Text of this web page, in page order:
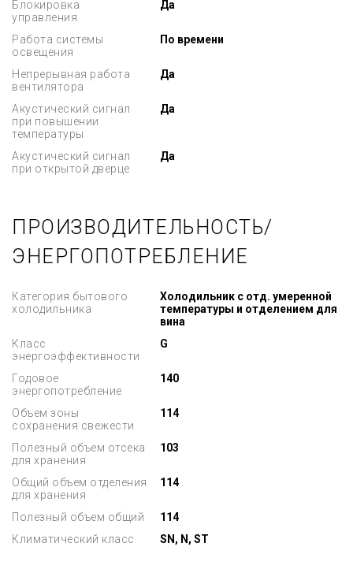
Блокировка
управления
Да
Работа системы
освещения
По времени
Непрерывная работа
вентилятора
Да
Акустический сигнал
при повышении
температуры
Да
Акустический сигнал
при открытой дверце
Да
ПРОИЗВОДИТЕЛЬНОСТЬ/
ЭНЕРГОПОТРЕБЛЕНИЕ
Категория бытового
холодильника
Холодильник с отд. умеренной
температуры и отделением для
вина
Класс
энергоэффективности
G
Годовое
энергопотребление
140
Объем зоны
сохранения свежести
114
Полезный объем отсека
для хранения
103
Общий объем отделения
для хранения
114
Полезный объем общий
114
Климатический класс
SN, N, ST